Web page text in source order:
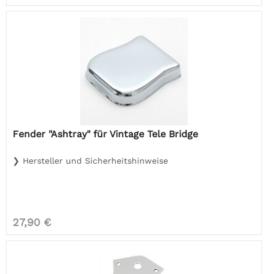
Fender "Ashtray" für Vintage Tele Bridge
❯ Hersteller und Sicherheitshinweise
27,90 €